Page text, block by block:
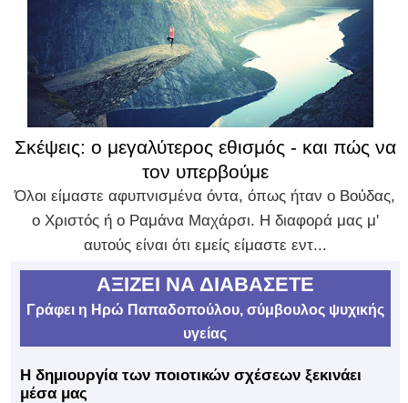
Σκέψεις: ο μεγαλύτερος εθισμός - και πώς να
τον υπερβούμε
Όλοι είμαστε αφυπνισμένα όντα, όπως ήταν ο Βούδας,
ο Χριστός ή ο Ραμάνα Μαχάρσι. Η διαφορά μας μ'
αυτούς είναι ότι εμείς είμαστε εντ...
ΑΞΙΖΕΙ ΝΑ ΔΙΑΒΑΣΕΤΕ
Γράφει η Ηρώ Παπαδοπούλου, σύμβουλος ψυχικής
υγείας
Η δημιουργία των ποιοτικών σχέσεων ξεκινάει
μέσα μας